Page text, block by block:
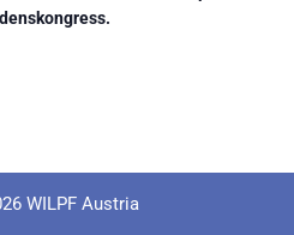
WILPF Austria